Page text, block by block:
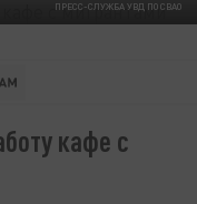
ПРЕСС-СЛУЖБА УВД ПО СВАО
кафе с